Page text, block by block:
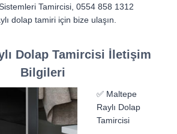
Tamircisi, 0554 858 1312
dolap tamiri için bize ulaşın.
Dolap Tamircisi İletişim
Bilgileri
✅ Maltepe
Raylı Dolap
Tamircisi